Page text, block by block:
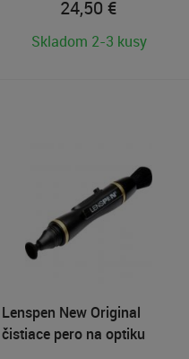
24,50 €
Skladom 2-3 kusy
Lenspen New Original
čistiace pero na optiku